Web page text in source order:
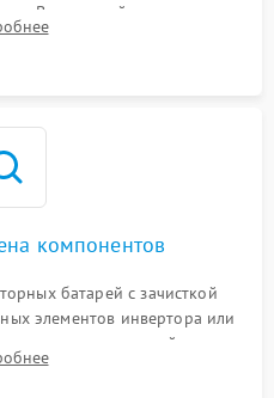
Визуальный поиск вздутых
на печатной плате.
компонентов
батарей с зачисткой
элементов инвертора или
новых радиодеталей.
токоведущих дорожек и